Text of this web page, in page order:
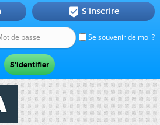
Se souvenir de moi ?
 S'inscrire